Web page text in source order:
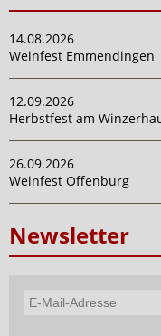
14.08.2026
Weinfest Emmendingen
12.09.2026
Herbstfest am
26.09.2026
Weinfest Offenburg
Newsletter